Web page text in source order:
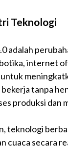
Teknologi
adalah
internet
tanpa
produksi dan
teknologi
cuaca secara